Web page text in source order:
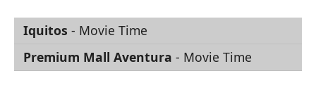
Iquitos - Movie Time
Premium Mall Aventura - Movie Time